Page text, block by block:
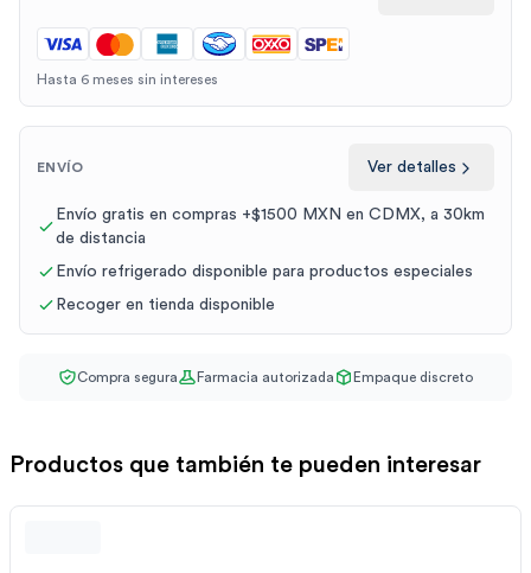
Hasta 6 meses sin intereses
ENVÍO Ver detalles
Envío gratis en compras +$1500 MXN en CDMX, a 30km
de distancia
Envío refrigerado disponible para productos especiales
Recoger en tienda disponible
Compra segura Farmacia autorizada Empaque discreto
Productos que también te pueden interesar